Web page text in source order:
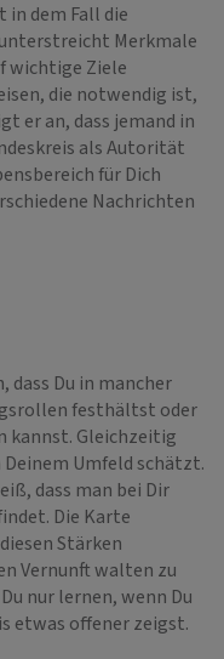
in dem Fall die
Merkmale
wichtige Ziele
die notwendig ist,
er an, dass jemand in
als Autorität
für Dich
Nachrichten
dass Du in mancher
festhältst oder
kannst. Gleichzeitig
Umfeld schätzt.
dass man bei Dir
Die Karte
Stärken
Vernunft walten zu
nur lernen, wenn Du
etwas offener zeigst.